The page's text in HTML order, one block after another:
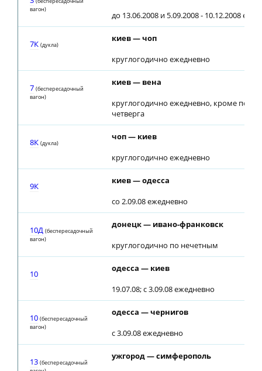
вагон)
до 13.06.2008 и 5.09.2008 - 10.12.2008
7К (дуклa)
киев — чоп
круглогодично ежедневно
7 (беспересадочный
вагон)
киев — вена
круглогодично ежедневно, кроме
четверга
8К (дуклa)
чоп — киев
круглогодично ежедневно
9К
киев — одесса
со 2.09.08 ежедневно
10Д (беспересадочный
вагон)
донецк — ивано-франковск
круглогодично по нечетным
10
одесса — киев
19.07.08; с 3.09.08 ежедневно
10 (беспересадочный
вагон)
одесса — чернигов
с 3.09.08 ежедневно
13 (беспересадочный
ужгород — симферополь